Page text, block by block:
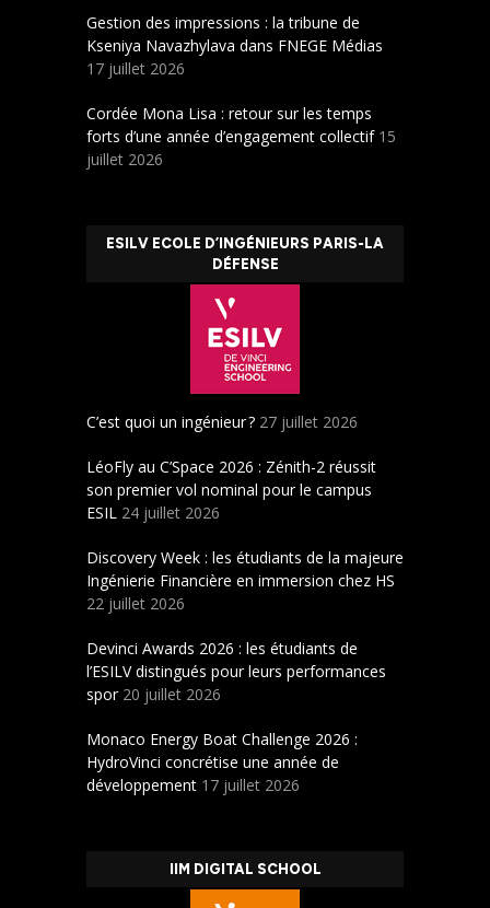
Gestion des impressions : la tribune de
Kseniya Navazhylava dans FNEGE Médias
17 juillet 2026
Cordée Mona Lisa : retour sur les temps
forts d’une année d’engagement collectif 15
juillet 2026
ESILV ECOLE D’INGÉNIEURS PARIS-LA
DÉFENSE
C’est quoi un ingénieur ? 27 juillet 2026
LéoFly au C’Space 2026 : Zénith-2 réussit
son premier vol nominal pour le campus
ESIL 24 juillet 2026
Discovery Week : les étudiants de la majeure
Ingénierie Financière en immersion chez HS
22 juillet 2026
Devinci Awards 2026 : les étudiants de
l’ESILV distingués pour leurs performances
spor 20 juillet 2026
Monaco Energy Boat Challenge 2026 :
HydroVinci concrétise une année de
développement 17 juillet 2026
IIM DIGITAL SCHOOL